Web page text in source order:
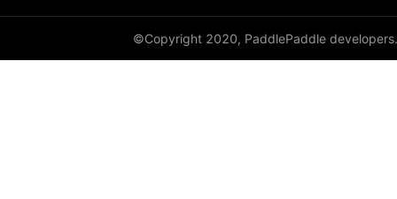
©Copyright 2020, PaddlePaddle developers.